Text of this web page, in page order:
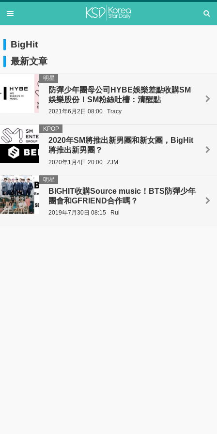
BigHit
最新文章
防彈少年團母公司HYBE娛樂差點收購SM
娛樂股份！SM粉絲吐槽：清醒點
明星
2021年6月2日 08:00 Tracy
2020年SM將推出新男團和新女團，BigHit
將推出新男團？
KPOP
2020年1月4日 20:00 ZJM
BIGHIT收購Source music！BTS防彈少年
團會和GFRIEND合作嗎？
明星
2019年7月30日 08:15 Rui